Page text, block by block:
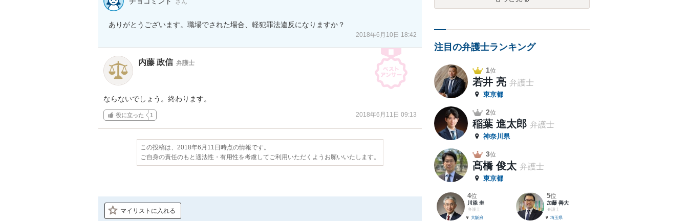
ありがとうございます。職場でされた場合、軽犯罪法違反になりますか？
2018年6月10日 18:42
内藤 政信 弁護士
ならないでしょう。終わります。
役に立った 1 2018年6月11日 09:13
この投稿は、2018年6月11日時点の情報です。
ご自身の責任のもと適法性・有用性を考慮してご利用いただくようお願いいたします。
マイリストに入れる
注目の弁護士ランキング
1位
若井 亮 弁護士
東京都
2位
稲葉 進太郎 弁護士
神奈川県
3位
髙橋 俊太 弁護士
東京都
4位
川添 圭
弁護士
大阪府
5位
加藤 善大
弁護士
埼玉県